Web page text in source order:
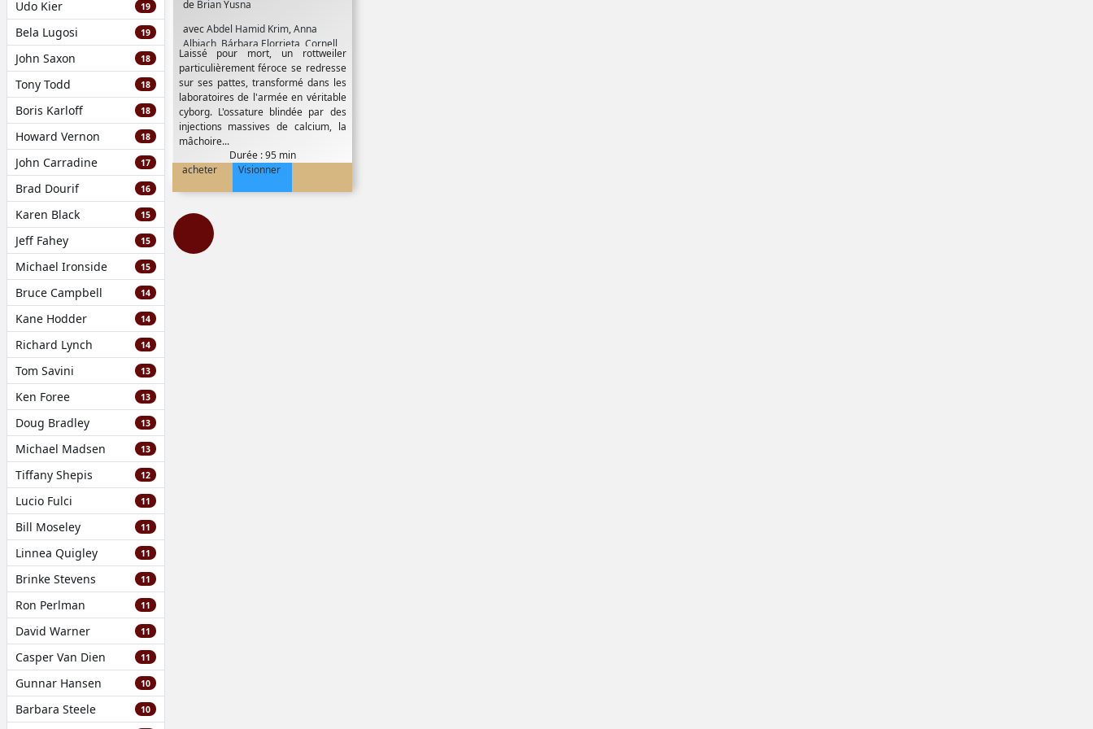
Udo Kier 19
Bela Lugosi 19
John Saxon 18
Tony Todd 18
Boris Karloff 18
Howard Vernon 18
John Carradine 17
Brad Dourif 16
Karen Black 15
Jeff Fahey 15
Michael Ironside 15
Bruce Campbell 14
Kane Hodder 14
Richard Lynch 14
Tom Savini 13
Ken Foree 13
Doug Bradley 13
Michael Madsen 13
Tiffany Shepis 12
Lucio Fulci 11
Bill Moseley 11
Linnea Quigley 11
Brinke Stevens 11
Ron Perlman 11
David Warner 11
Casper Van Dien 11
Gunnar Hansen 10
Barbara Steele 10
de Brian Yusna
avecAbdel Hamid Krim,Anna
Albiach, Bárbara Elorrieta Cornell
John,Ilario Bisi-Pedro ,Irene
Montala,Ivana Baquero,Lluís
Homar Lolo Herrero,Nicholas
Aaron,Paul Naschy,Paulina Gálvez,
Ramata Koite,Roberto Hijón,Santa
Morel,William Miller ,Williams
Canga
Laissé pour mort, un rottweiler
particulièrement féroce se redresse
sur ses pattes, transformé dans les
laboratoires de l'armée en véritable
cyborg. L'ossature blindée par des
injections massives de calcium, la
mâchoire...
Durée : 95 min
acheter
Visionner